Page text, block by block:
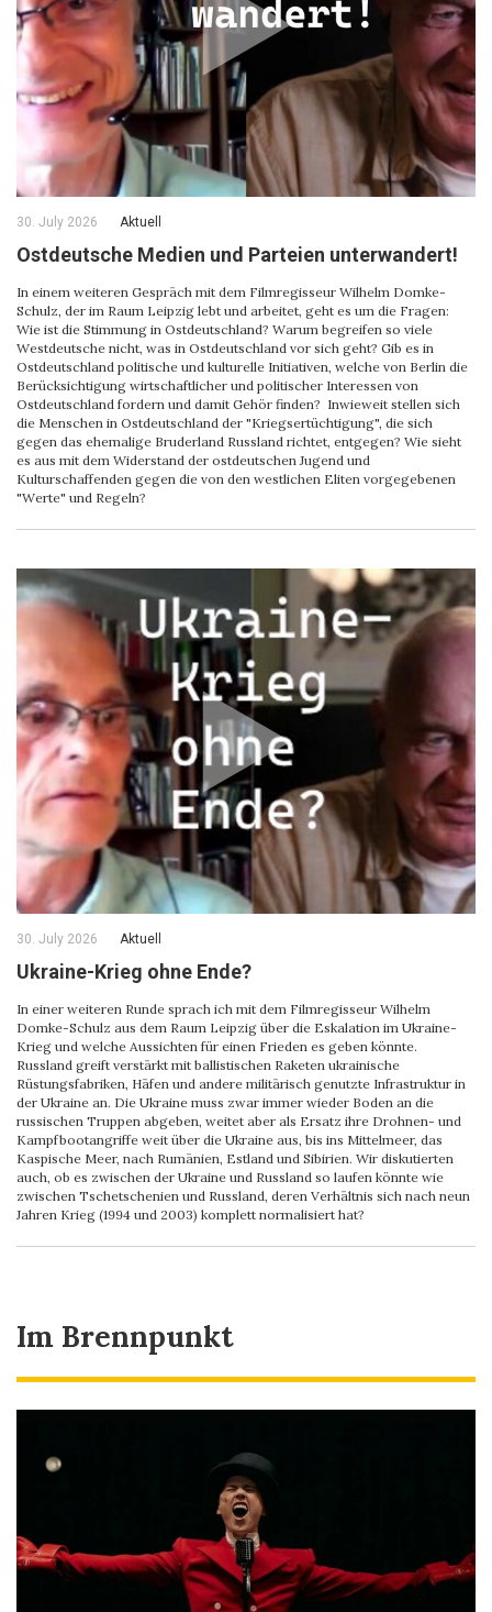
30. July 2026 Aktuell
Ostdeutsche Medien und Parteien unterwandert!
In einem weiteren Gespräch mit dem Filmregisseur Wilhelm Domke-
Schulz, der im Raum Leipzig lebt und arbeitet, geht es um die Fragen:
Wie ist die Stimmung in Ostdeutschland? Warum begreifen so viele
Westdeutsche nicht, was in Ostdeutschland vor sich geht? Gib es in
Ostdeutschland politische und kulturelle Initiativen, welche von Berlin die
Berücksichtigung wirtschaftlicher und politischer Interessen von
Ostdeutschland fordern und damit Gehör finden? Inwieweit stellen sich
die Menschen in Ostdeutschland der "Kriegsertüchtigung", die sich
gegen das ehemalige Bruderland Russland richtet, entgegen? Wie sieht
es aus mit dem Widerstand der ostdeutschen Jugend und
Kulturschaffenden gegen die von den westlichen Eliten vorgegebenen
"Werte" und Regeln?
30. July 2026 Aktuell
Ukraine-Krieg ohne Ende?
In einer weiteren Runde sprach ich mit dem Filmregisseur Wilhelm
Domke-Schulz aus dem Raum Leipzig über die Eskalation im Ukraine-
Krieg und welche Aussichten für einen Frieden es geben könnte.
Russland greift verstärkt mit ballistischen Raketen ukrainische
Rüstungsfabriken, Häfen und andere militärisch genutzte Infrastruktur in
der Ukraine an. Die Ukraine muss zwar immer wieder Boden an die
russischen Truppen abgeben, weitet aber als Ersatz ihre Drohnen- und
Kampfbootangriffe weit über die Ukraine aus, bis ins Mittelmeer, das
Kaspische Meer, nach Rumänien, Estland und Sibirien. Wir diskutierten
auch, ob es zwischen der Ukraine und Russland so laufen könnte wie
zwischen Tschetschenien und Russland, deren Verhältnis sich nach neun
Jahren Krieg (1994 und 2003) komplett normalisiert hat?
Im Brennpunkt